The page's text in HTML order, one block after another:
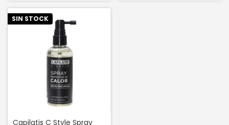
SIN STOCK
Capilatis C Style Spray